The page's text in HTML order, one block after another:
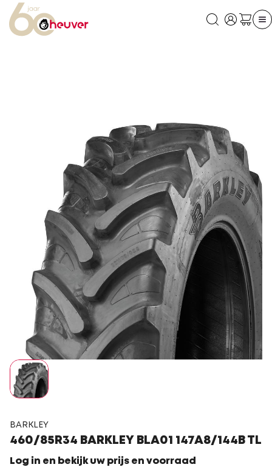
BARKLEY
460/85R34 BARKLEY BLA01 147A8/144B TL
Log in en bekijk uw prijs en voorraad